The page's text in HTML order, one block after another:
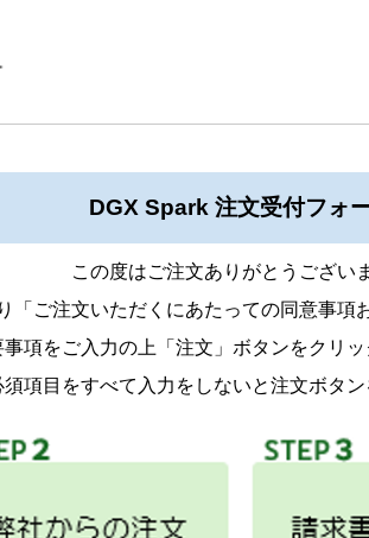
DGX Spark 注文受付フォ
この度はご注文ありがとうござい
「ご注文いただくにあたっての同意事項
事項をご入力の上「注文」ボタンをクリッ
項目をすべて入力をしないと注文ボタ